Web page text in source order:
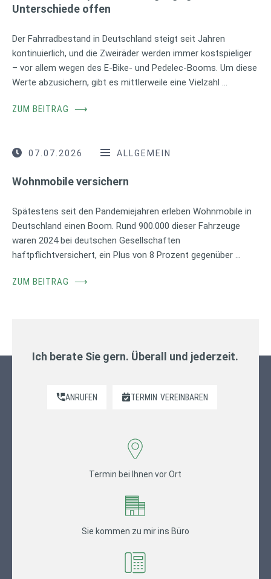
Unterschiede offen
Der Fahrradbestand in Deutschland steigt seit Jahren
kontinuierlich, und die Zweiräder werden immer kostspieliger
– vor allem wegen des E-Bike- und Pedelec-Booms. Um diese
Werte abzusichern, gibt es mittlerweile eine Vielzahl …
ZUM BEITRAG ⟶
07.07.2026 ALLGEMEIN
Wohnmobile versichern
Spätestens seit den Pandemiejahren erleben Wohnmobile in
Deutschland einen Boom. Rund 900.000 dieser Fahrzeuge
waren 2024 bei deutschen Gesellschaften
haftpflichtversichert, ein Plus von 8 Prozent gegenüber …
ZUM BEITRAG ⟶
Ich berate Sie gern. Überall und jederzeit.
ANRUFEN TERMIN VEREINBAREN
Termin bei Ihnen vor Ort
Sie kommen zu mir ins Büro